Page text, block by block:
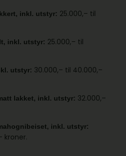
inkl. utstyr: 25.000,– til
inkl. utstyr: 25.000,– til
utstyr: 30.000,– til 40.000,–
lakket, inkl. utstyr: 32.000,–
inkl. utstyr:
kroner.